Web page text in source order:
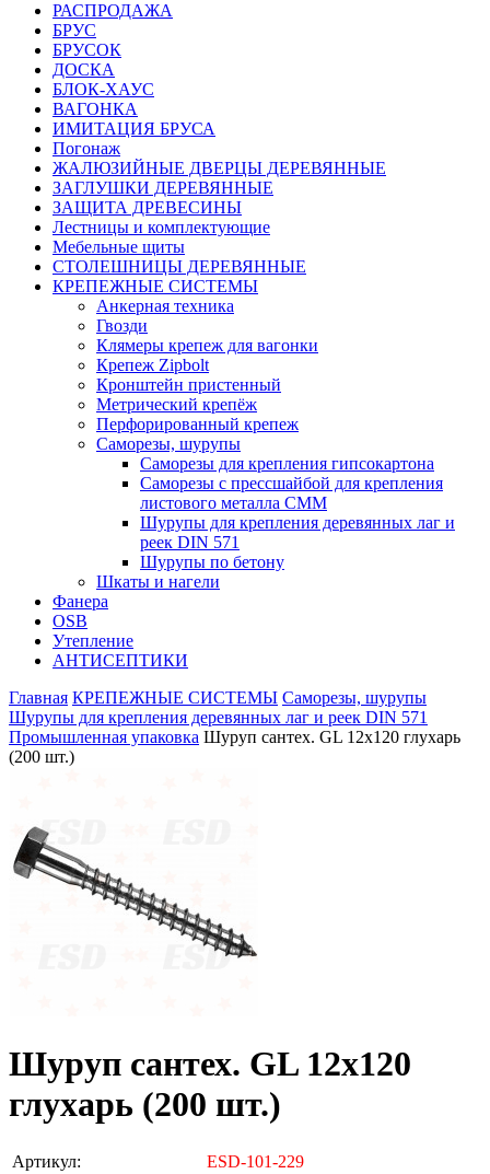
РАСПРОДАЖА
БРУС
БРУСОК
ДОСКА
БЛОК-ХАУС
ВАГОНКА
ИМИТАЦИЯ БРУСА
Погонаж
ЖАЛЮЗИЙНЫЕ ДВЕРЦЫ ДЕРЕВЯННЫЕ
ЗАГЛУШКИ ДЕРЕВЯННЫЕ
ЗАЩИТА ДРЕВЕСИНЫ
Лестницы и комплектующие
Мебельные щиты
СТОЛЕШНИЦЫ ДЕРЕВЯННЫЕ
КРЕПЕЖНЫЕ СИСТЕМЫ
Анкерная техника
Гвозди
Клямеры крепеж для вагонки
Крепеж Zipbolt
Кронштейн пристенный
Метрический крепёж
Перфорированный крепеж
Саморезы, шурупы
Саморезы для крепления гипсокартона
Саморезы с прессшайбой для крепления
листового металла СММ
Шурупы для крепления деревянных лаг и
реек DIN 571
Шурупы по бетону
Шкаты и нагели
Фанера
OSB
Утепление
АНТИСЕПТИКИ
Главная КРЕПЕЖНЫЕ СИСТЕМЫ Саморезы, шурупы
Шурупы для крепления деревянных лаг и реек DIN 571
Промышленная упаковка Шуруп сантех. GL 12х120 глухарь
(200 шт.)
Шуруп сантех. GL 12х120
глухарь (200 шт.)
Артикул:
ESD-101-229